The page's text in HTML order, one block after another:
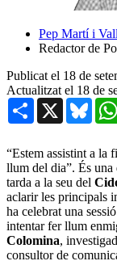
Pep Martí i
Redactor de
Publicat el 18 de
Actualitzat el 18 de
Share X
“Estem assistint a la
llum del dia”. És una
tarda a la seu del
aclarir les principals
ha celebrat una
intentar fer llum
Colomina,
consultor de